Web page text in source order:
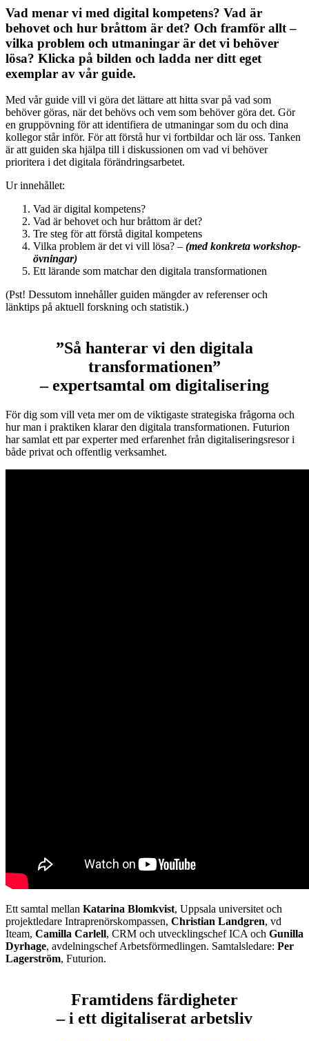
Vad menar vi med digital kompetens? Vad är
behovet och hur bråttom är det? Och framför allt –
vilka problem och utmaningar är det vi behöver
lösa? Klicka på bilden och ladda ner ditt eget
exemplar av vår guide.
Med vår guide vill vi göra det lättare att hitta svar på vad som
behöver göras, när det behövs och vem som behöver göra det. Gör
en gruppövning för att identifiera de utmaningar som du och dina
kollegor står inför. För att förstå hur vi fortbildar och lär oss. Tanken
är att guiden ska hjälpa till i diskussionen om vad vi behöver
prioritera i det digitala förändringsarbetet.
Ur innehållet:
Vad är digital kompetens?
Vad är behovet och hur bråttom är det?
Tre steg för att förstå digital kompetens
Vilka problem är det vi vill lösa? – (med konkreta workshop-
övningar)
Ett lärande som matchar den digitala transformationen
(Pst! Dessutom innehåller guiden mängder av referenser och
länktips på aktuell forskning och statistik.)
”Så hanterar vi den digitala
transformationen”
– expertsamtal om digitalisering
För dig som vill veta mer om de viktigaste strategiska frågorna och
hur man i praktiken klarar den digitala transformationen. Futurion
har samlat ett par experter med erfarenhet från digitaliseringsresor i
både privat och offentlig verksamhet.
Ett samtal mellan Katarina Blomkvist, Uppsala universitet och
projektledare Intraprenörskompassen, Christian Landgren, vd
Iteam, Camilla Carlell, CRM och utvecklingschef ICA och Gunilla
Dyrhage, avdelningschef Arbetsförmedlingen. Samtalsledare: Per
Lagerström, Futurion.
Framtidens färdigheter
– i ett digitaliserat arbetsliv